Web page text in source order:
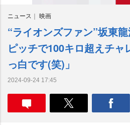
ニュース 映画
“ライオンズファン”坂東
ピッチで100キロ超えチャ
っ白です(笑)」
2024-09-24 17:45